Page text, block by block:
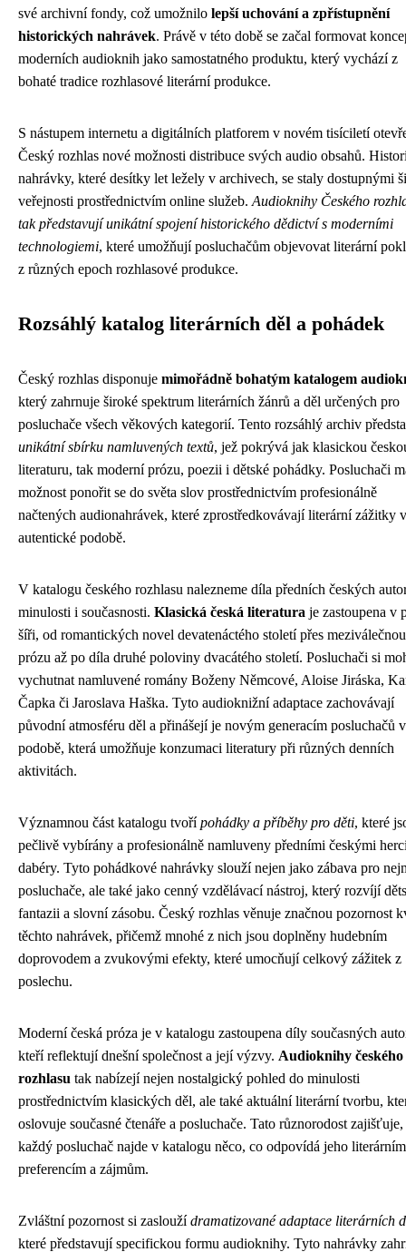
své archivní fondy, což umožnilo lepší uchování a zpřístupnění
historických nahrávek. Právě v této době se začal formovat
moderních audioknih jako samostatného produktu, který vychází z
bohaté tradice rozhlasové literární produkce.
S nástupem internetu a digitálních platforem v novém tisíciletí
Český rozhlas nové možnosti distribuce svých audio obsahů.
nahrávky, které desítky let ležely v archivech, se staly dostupnými
veřejnosti prostřednictvím online služeb. Audioknihy Českého
tak představují unikátní spojení historického dědictví s moderními
technologiemi, které umožňují posluchačům objevovat literární
z různých epoch rozhlasové produkce.
Rozsáhlý katalog literárních děl a pohádek
Český rozhlas disponuje mimořádně bohatým katalogem
který zahrnuje široké spektrum literárních žánrů a děl určených pro
posluchače všech věkových kategorií. Tento rozsáhlý archiv
unikátní sbírku namluvených textů, jež pokrývá jak klasickou
literaturu, tak moderní prózu, poezii i dětské pohádky. Posluchači
možnost ponořit se do světa slov prostřednictvím profesionálně
načtených audionahrávek, které zprostředkovávají literární zážitky v
autentické podobě.
V katalogu českého rozhlasu nalezneme díla předních českých
minulosti i současnosti. Klasická česká literatura je zastoupena v
šíři, od romantických novel devatenáctého století přes meziválečnou
prózu až po díla druhé poloviny dvacátého století. Posluchači si
vychutnat namluvené romány Boženy Němcové, Aloise Jiráska,
Čapka či Jaroslava Haška. Tyto audioknižní adaptace zachovávají
původní atmosféru děl a přinášejí je novým generacím posluchačů v
podobě, která umožňuje konzumaci literatury při různých denních
aktivitách.
Významnou část katalogu tvořípohádky a příběhy pro děti, které
pečlivě vybírány a profesionálně namluveny předními českými
dabéry. Tyto pohádkové nahrávky slouží nejen jako zábava pro
posluchače, ale také jako cenný vzdělávací nástroj, který rozvíjí
fantazii a slovní zásobu. Český rozhlas věnuje značnou pozornost
těchto nahrávek, přičemž mnohé z nich jsou doplněny hudebním
doprovodem a zvukovými efekty, které umocňují celkový zážitek z
poslechu.
Moderní česká próza je v katalogu zastoupena díly současných
kteří reflektují dnešní společnost a její výzvy. Audioknihy českého
rozhlasu tak nabízejí nejen nostalgický pohled do minulosti
prostřednictvím klasických děl, ale také aktuální literární tvorbu,
oslovuje současné čtenáře a posluchače. Tato různorodost zajišťuje,
každý posluchač najde v katalogu něco, co odpovídá jeho literárním
preferencím a zájmům.
Zvláštní pozornost si zasloužídramatizované adaptace literárních
které představují specifickou formu audioknihy. Tyto nahrávky